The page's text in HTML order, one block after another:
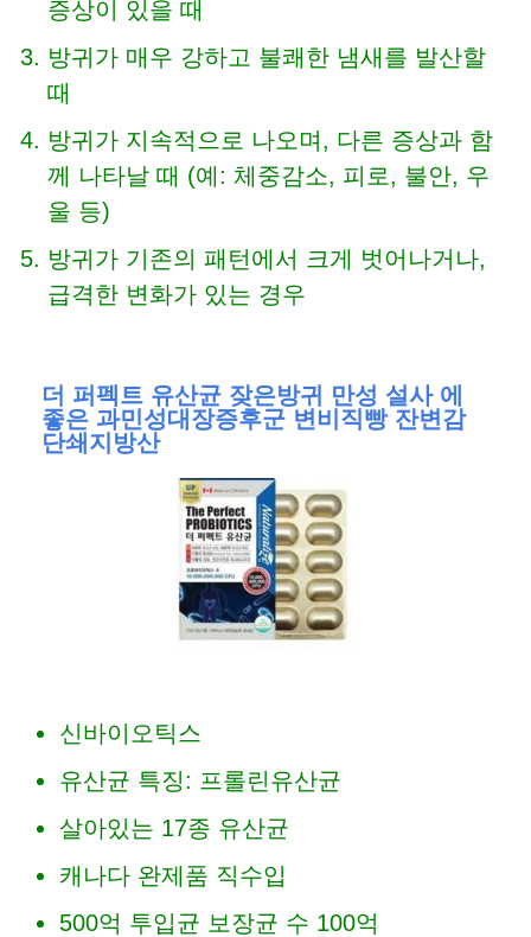
증상이 있을 때
방귀가 매우 강하고 불쾌한 냄새를 발산할
때
방귀가 지속적으로 나오며, 다른 증상과 함
께 나타날 때 (예: 체중감소, 피로, 불안, 우
울 등)
방귀가 기존의 패턴에서 크게 벗어나거나,
급격한 변화가 있는 경우
더 퍼펙트 유산균 잦은방귀 만성 설사 에
좋은 과민성대장증후군 변비직빵 잔변감
단쇄지방산
신바이오틱스
유산균 특징: 프롤린유산균
살아있는 17종 유산균
캐나다 완제품 직수입
500억 투입균 보장균 수 100억